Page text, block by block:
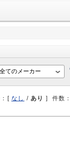
[ なし / あり ] 件数